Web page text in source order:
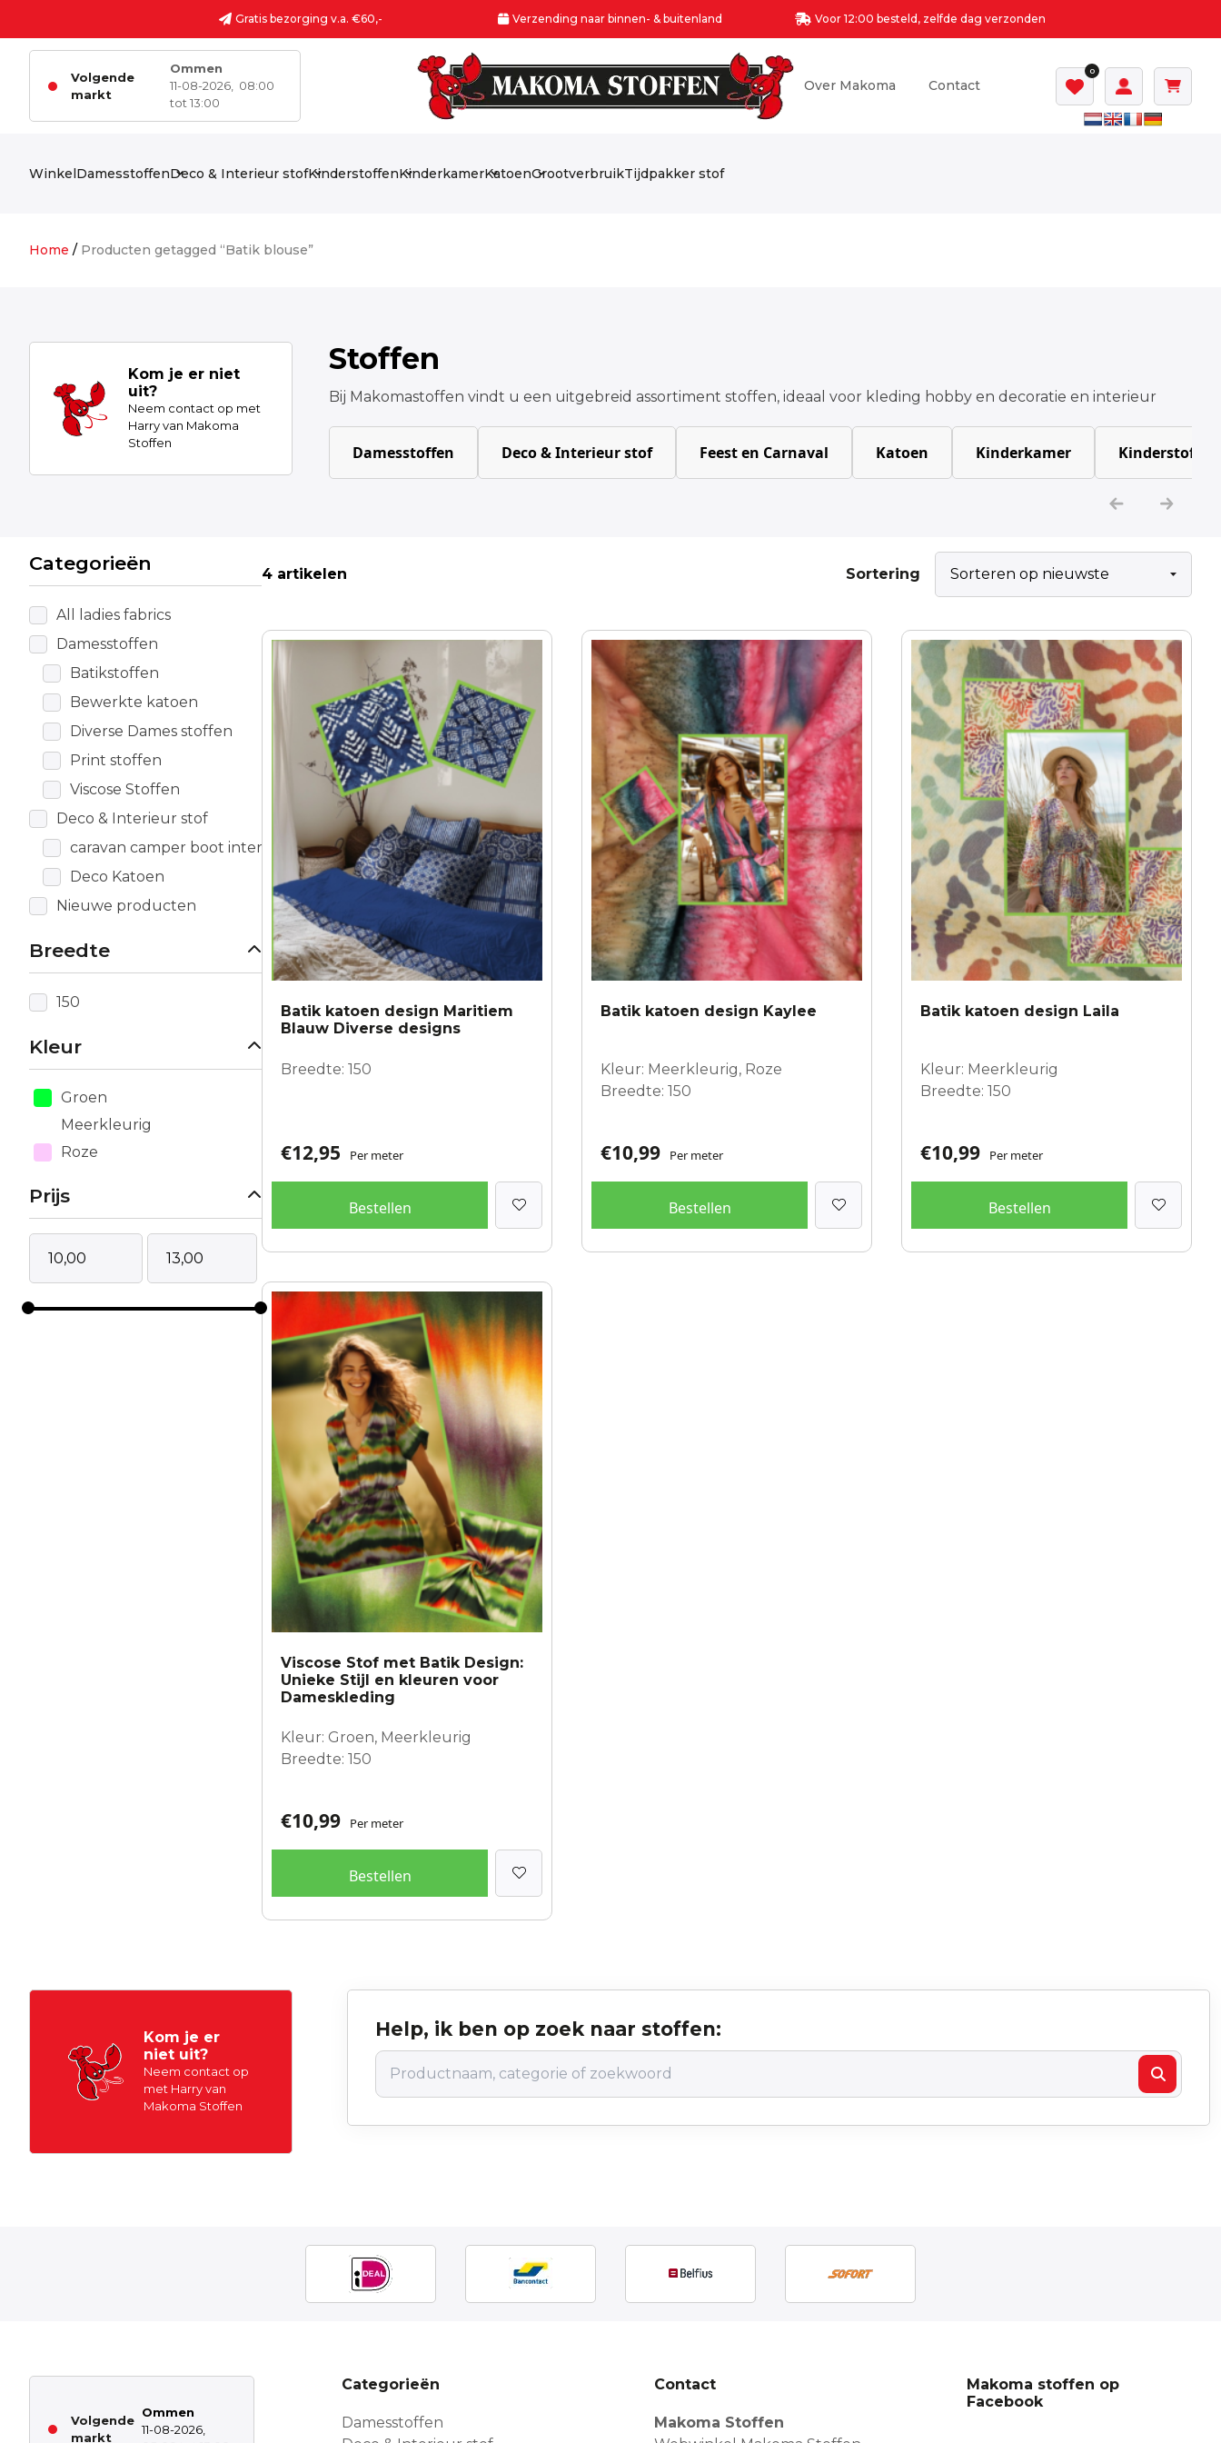
Gratis bezorging v.a. €60,- Verzending naar binnen- & buitenland Voor 12:00 besteld, zelfde dag verzonden
Volgende
markt
Ommen
11-08-2026,
08:00
tot 13:00
Over Makoma Contact
0
WinkelDamesstoffenDeco & Interieur stofKinderstoffenKinderkamerKatoenGrootverbruikTijdpakker stof
Home / Producten getagged “Batik blouse”
Kom je er niet
uit?
Neem contact op met
Harry van Makoma
Stoffen
Stoffen
Bij Makomastoffen vindt u een uitgebreid assortiment stoffen, ideaal voor kleding hobby en decoratie en interieur
Damesstoffen Deco & Interieur stof Feest en Carnaval Katoen Kinderkamer Kinderstoffen
Categorieën
All ladies fabrics
Damesstoffen
Batikstoffen
Bewerkte katoen
Diverse Dames stoffen
Print stoffen
Viscose Stoffen
Deco & Interieur stof
caravan camper boot interieur
Deco Katoen
Nieuwe producten
Breedte
150
Kleur
Groen
Meerkleurig
Roze
Prijs
4 artikelen Sortering
Batik katoen design Maritiem
Blauw Diverse designs
Breedte: 150
€12,95 Per meter
Bestellen
Dit
product
heeft
meerdere
variaties.
worden
de
productpagina
Batik katoen design Kaylee
Kleur: Meerkleurig, Roze
Breedte: 150
€10,99 Per meter
Bestellen
Batik katoen design Laila
Kleur: Meerkleurig
Breedte: 150
€10,99 Per meter
Bestellen
Viscose Stof met Batik Design:
Unieke Stijl en kleuren voor
Dameskleding
Kleur: Groen, Meerkleurig
Breedte: 150
€10,99 Per meter
Bestellen
Kom je er
niet uit?
Neem contact op
met Harry van
Makoma Stoffen
Help, ik ben op zoek naar stoffen:
Volgende
markt
Ommen
11-08-2026,
Categorieën
Damesstoffen
Contact
Makoma Stoffen
Makoma stoffen op
Facebook